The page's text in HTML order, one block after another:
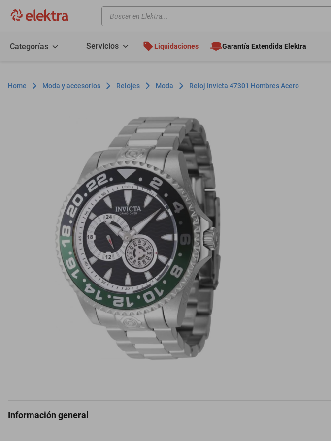
Buscar en Elektra...
Categorías Servicios Liquidaciones Garantía Extendida Elektra
Moda y accesorios Relojes Moda Reloj Invicta 47301 Hombres Acero
Información general
motos
lavadoras
colchones
salas
oppo
minisplit